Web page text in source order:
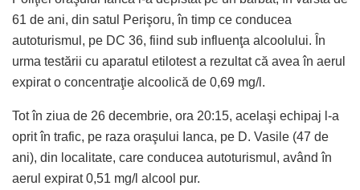
61 de ani, din satul Perişoru, în timp ce conducea
autoturismul, pe DC 36, fiind sub influenţa alcoolului. În
urma testării cu aparatul etilotest a rezultat că avea în aerul
expirat o concentraţie alcoolică de 0,69 mg/l.
Tot în ziua de 26 decembrie, ora 20:15, acelaşi echipaj l-a
oprit în trafic, pe raza oraşului Ianca, pe D. Vasile (47 de
ani), din localitate, care conducea autoturismul, având în
aerul expirat 0,51 mg/l alcool pur.